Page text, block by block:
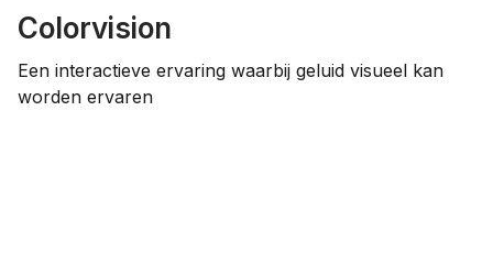
Colorvision
Een interactieve ervaring waarbij geluid visueel kan
worden ervaren